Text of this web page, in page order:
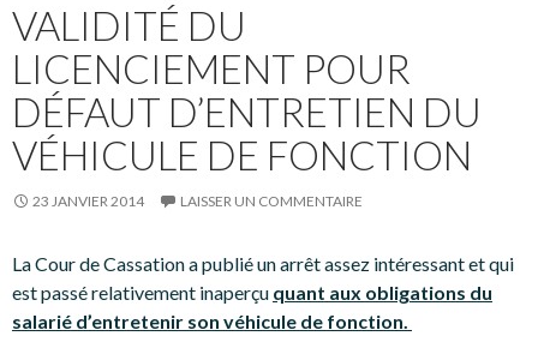
VALIDITÉ DU
LICENCIEMENT POUR
DÉFAUT D’ENTRETIEN DU
VÉHICULE DE FONCTION
23 JANVIER 2014 LAISSER UN COMMENTAIRE
La Cour de Cassation a publié un arrêt assez intéressant et qui
est passé relativement inaperçu quant aux obligations du
salarié d’entretenir son véhicule de fonction.